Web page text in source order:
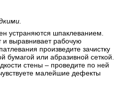
устраняются шпаклеванием.
и выравнивает рабочую
произведите зачистку
бумагой или абразивной сеткой.
стены – проведите по ней
малейшие дефекты